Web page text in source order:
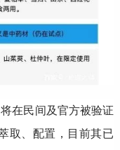
在民间及官方被验证
取、配置，目前其已